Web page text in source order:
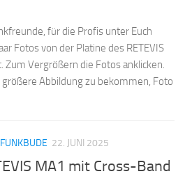
für die Profis unter Euch
Fotos von der Platine des RETEVIS
Zum Vergrößern die Fotos anklicken.
größere Abbildung zu bekommen, Foto
22. JUNI 2025
MA1 mit Cross-Band